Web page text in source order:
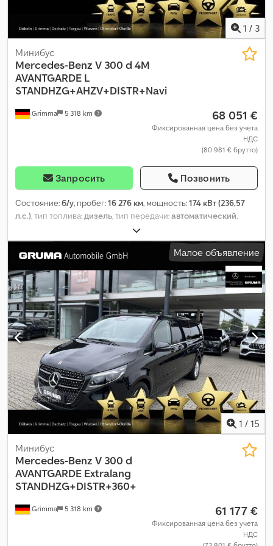
1 / 3
Grimma 5 318 km
Минибус
Mercedes-Benz V 300 d 4M
AVANTGARDE L
STANDHZG+AHZV+DISTR+Navi
68 051 €
Фиксированная цена без учета
НДС
(80 981 € брутто)
Запросить Позвонить
Состояние:б/у, пробег:16 276 км, мощность:174 кВт (236,57
л.с.), тип топлива:дизель, тип передачи:автоматический,
, первая регистрация:
следующая проверка (TÜV):07/2028, класс выбросов:Евро 6,
цвет:чёрный, кабина водителя: , количество мест:8,
ABS,
бортовой компьютер, гарантия на подержанные
транспортные средства, гидроусилитель руля,
кондиционер, круиз-контроль, навигационная система,
отопитель стояночный, парктроники, подогрев сиденья,
подушка безопасности, полный привод, прицепное
устройство, раздвижная дверь, сажевый фильтр, система
иммобилайзера, система контроля тяги, центральный
замок, электронная программа стабилизации (ESP),
Малое объявление
1 / 15
Grimma 5 318 km
Минибус
Mercedes-Benz V 300 d
AVANTGARDE Extralang
STANDHZG+DISTR+360+
61 177 €
Фиксированная цена без учета
НДС